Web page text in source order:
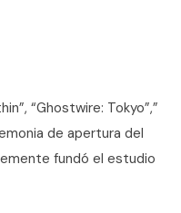
“Ghostwire: Tokyo”,”
de apertura del
fundó el estudio